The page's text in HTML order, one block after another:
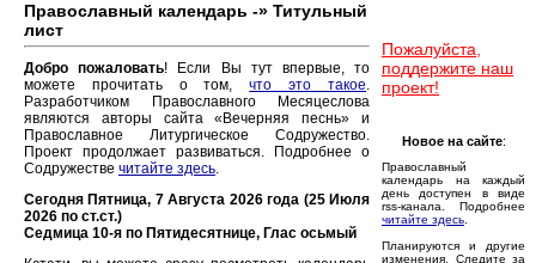
Православный календарь -» Титульный
лист
Добро пожаловать! Если Вы тут впервые, то
можете прочитать о том,что это такое.
Разработчиком Православного Месяцеслова
являются авторы сайта «Вечерняя песнь» и
Православное Литургическое Содружество.
Проект продолжает развиваться. Подробнее о
Содружестве читайте здесь.
Сегодня Пятница, 7 Августа 2026 года (25 Июля
2026 по ст.ст.)
Седмица 10-я по Пятидесятнице, Глас осьмый
Пожалуйста,
поддержите наш
проект!
Новое на сайте:
Православный
календарь на каждый
день доступен в виде
rss-канала. Подробнее
читайте здесь
Планируются и другие
изменения. Следите за